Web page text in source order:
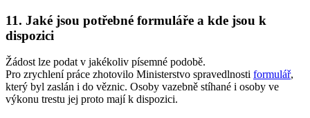
11. Jaké jsou potřebné formuláře a kde jsou k
dispozici
Žádost lze podat v jakékoliv písemné podobě.
Pro zrychlení práce zhotovilo Ministerstvo spravedlnosti formulář,
který byl zaslán i do věznic. Osoby vazebně stíhané i osoby ve
výkonu trestu jej proto mají k dispozici.